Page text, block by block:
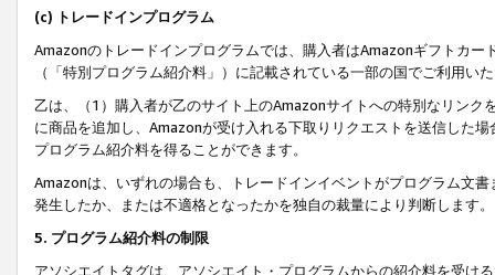
(c) トレードインプログラム
Amazonのトレードインプログラムでは、購入者はAmazonギフトカ
（「特別プログラム紹介料」）に記載されている一部の国でご利用い
乙は、（1）購入者が乙のサイト上のAmazonサイトへの特別なリン
に商品を追加し、Amazonが受け入れる下取りリクエストを送信した
プログラム紹介料を得ることができます。
Amazonは、いずれの場合も、トレードインイベントがプログラム文
発生したか、または不適格となったかを独自の裁量により判断します。
5. プログラム紹介料の制限
アソシエイトタグは、アソシエイト・プログラムからの紹介料を受け